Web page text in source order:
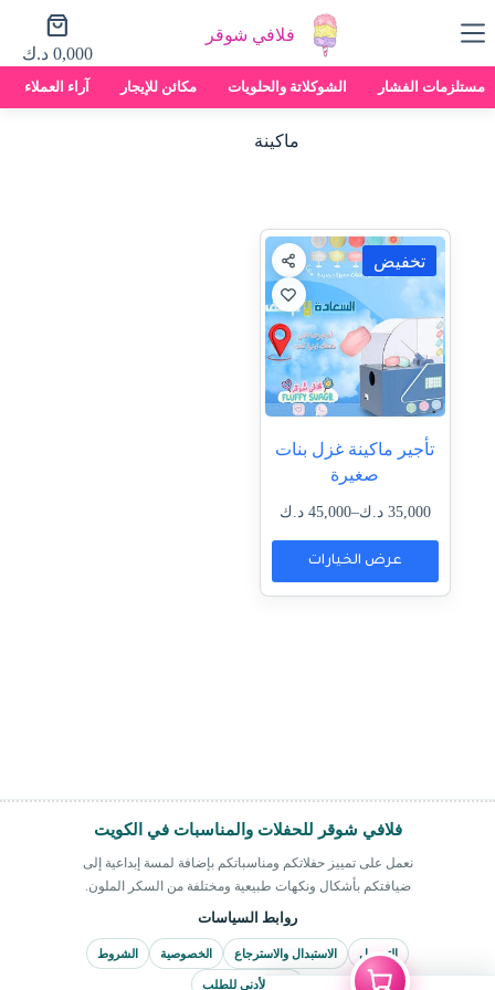
إلى
فلافي شوقر
عربة
التسوق0,000 د.ك
مستلزمات الفشار الشوكلاتة والحلويات مكائن للإيجار آراء العملاء
ماكينة
تخفيض
تأجير ماكينة غزل بنات
صغيرة
35,000 د.ك–
45,000 د.ك
نطاق
السعر:
من
⁦35,000 د.ك⁩
عرض الخيارات
هناك
على
صفحة
المنتج
فلافي شوقر للحفلات والمناسبات في الكويت
نعمل على تمييز حفلاتكم ومناسباتكم بإضافة لمسة إبداعية إلى
ضيافتكم بأشكال ونكهات طبيعية ومختلفة من السكر الملون.
روابط السياسات
التوصيل الاستبدال والاسترجاع الخصوصية الشروط
الحد الأدنى للطلب